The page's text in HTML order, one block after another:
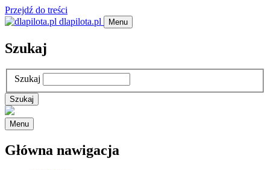
Przejdź do treści
dlapilota.pl
Menu
Szukaj
Szukaj
Menu
Główna nawigacja